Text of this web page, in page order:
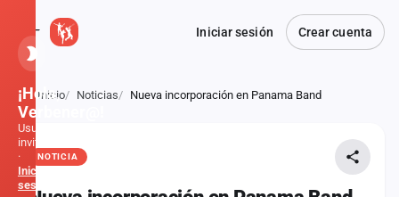
Iniciar sesión Crear cuenta
Atrás
Inicio Noticias Nueva incorporación en Panama Band
NOTICIA
¡Hola,
Verbener@!
Usuario
invitado
·
Inicia
sesión